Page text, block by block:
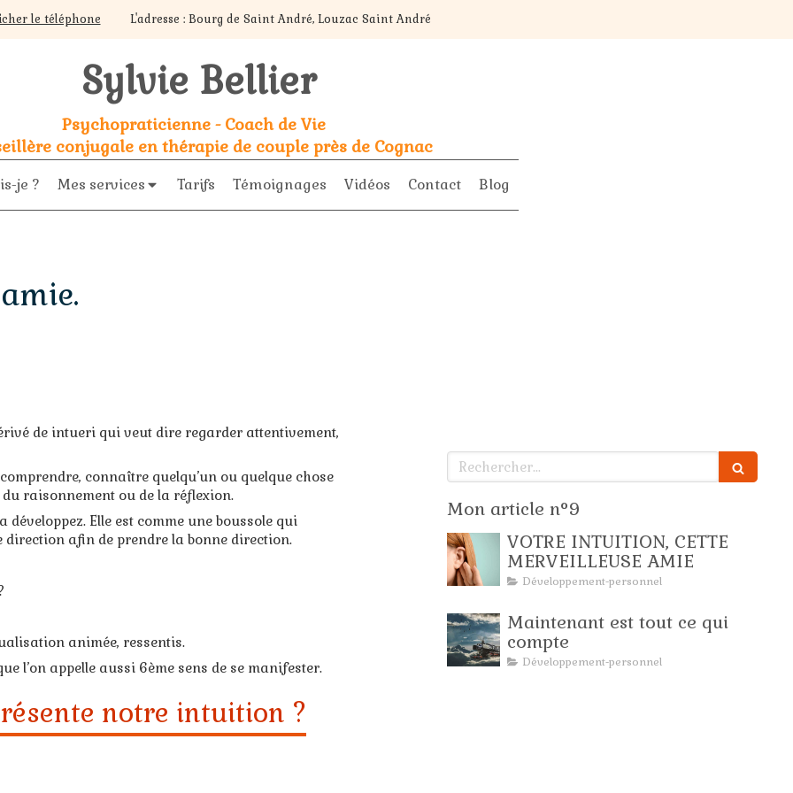
le téléphone L'adresse : Bourg de Saint André, Louzac Saint André
Sylvie Bellier
Psychopraticienne - Coach de Vie
conjugale en thérapie de couple près de Cognac
je ? Mes services Tarifs Témoignages Vidéos Contact Blog
de intueri qui veut dire regarder attentivement,
connaître quelqu’un ou quelque chose
du raisonnement ou de la réflexion.
Elle est comme une boussole qui
direction afin de prendre la bonne direction.
animée, ressentis.
l’on appelle aussi 6ème sens de se manifester.
notre intuition ?
Rechercher
Mon article n°9
VOTRE INTUITION, CETTE
MERVEILLEUSE AMIE
Développement-personnel
Maintenant est tout ce qui
compte
Développement-personnel